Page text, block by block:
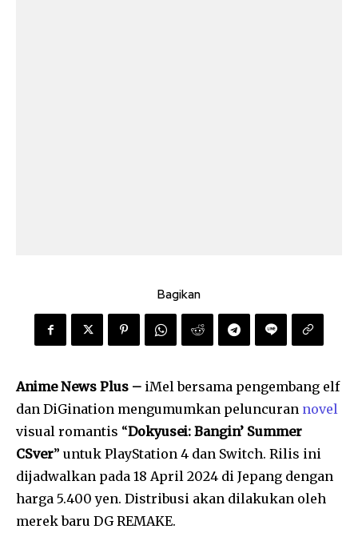
Bagikan
Anime News Plus – iMel bersama pengembang elf
dan DiGination mengumumkan peluncuran novel
visual romantis “Dokyusei: Bangin’ Summer
CSver” untuk PlayStation 4 dan Switch. Rilis ini
dijadwalkan pada 18 April 2024 di Jepang dengan
harga 5.400 yen. Distribusi akan dilakukan oleh
merek baru DG REMAKE.